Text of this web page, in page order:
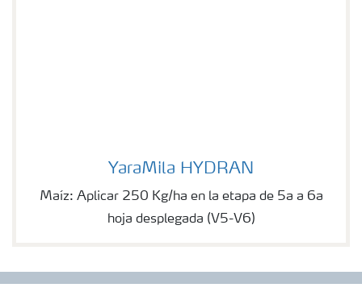
YaraMila HYDRAN
Maíz: Aplicar 250 Kg/ha en la etapa de 5a a 6a
hoja desplegada (V5-V6)